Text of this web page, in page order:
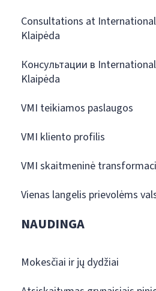
Consultations at
Klaipėda
Консультации в
Klaipėda
VMI teikiamos paslaugos
VMI kliento profilis
VMI skaitmeninė
Vienas langelis prievolėms
NAUDINGA
Mokesčiai ir jų dydžiai